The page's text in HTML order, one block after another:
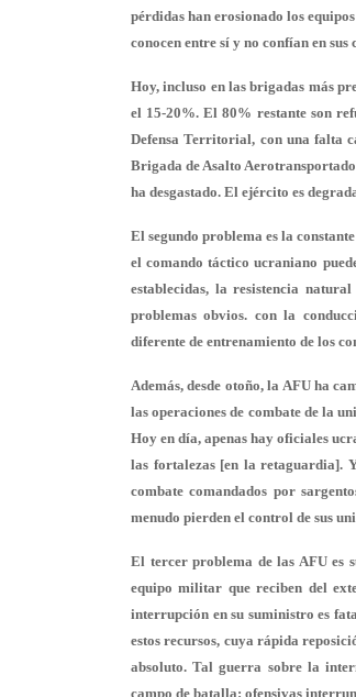
pérdidas han erosionado los
conocen entre sí y no confían en sus
Hoy, incluso en las brigadas más
el 15-20%. El 80% restante son
Defensa Territorial, con una falta
Brigada de Asalto
ha desgastado. El ejército es
El segundo problema es la
el comando táctico ucraniano
establecidas, la resistencia
problemas obvios. con la
diferente de entrenamiento de los
Además, desde otoño, la AFU ha
las operaciones de combate de la
Hoy en día, apenas hay oficiales
las fortalezas [en la retaguardia].
combate comandados por
menudo pierden el control de sus
El tercer problema de las AFU es
equipo militar que reciben del
interrupción en su suministro es
estos recursos, cuya rápida
absoluto. Tal guerra sobre la
campo de batalla: ofensivas